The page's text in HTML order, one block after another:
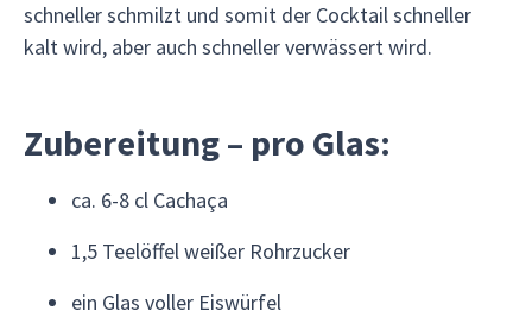
schneller schmilzt und somit der Cocktail schneller
kalt wird, aber auch schneller verwässert wird.
Zubereitung – pro Glas:
ca. 6-8 cl Cachaça
1,5 Teelöffel weißer Rohrzucker
ein Glas voller Eiswürfel